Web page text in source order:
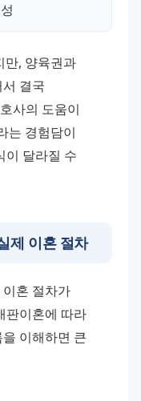
만, 양육권과
결국
사의 도움이
는 경험담이
이 달라질 수
제 이혼 절차
혼 절차가
판이혼에 따라
이해하면 큰